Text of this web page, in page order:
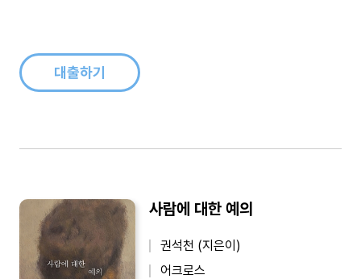
이..
대출하기
사람에 대한 예의
권석천 (지은이)
어크로스